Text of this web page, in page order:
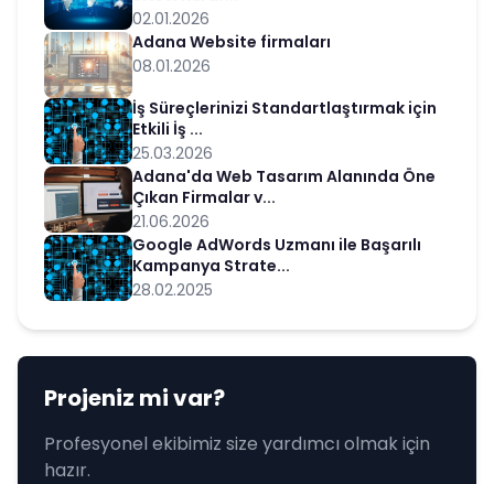
02.01.2026
Adana Website firmaları
08.01.2026
İş Süreçlerinizi Standartlaştırmak için
Etkili İş ...
25.03.2026
Adana'da Web Tasarım Alanında Öne
Çıkan Firmalar v...
21.06.2026
Google AdWords Uzmanı ile Başarılı
Kampanya Strate...
28.02.2025
Projeniz mi var?
Profesyonel ekibimiz size yardımcı olmak için
hazır.